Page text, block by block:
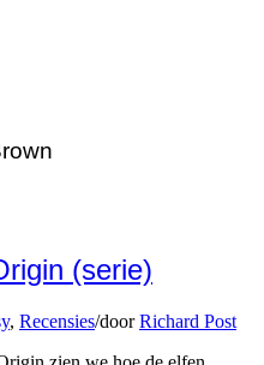
(serie)
, Recensies/doorRichard Post